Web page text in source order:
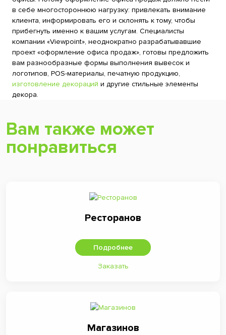
в себе многостороннюю нагрузку: привлекать внимание
клиента, информировать его и склонять к тому, чтобы
прибегнуть именно к вашим услугам. Специалисты
компании «Viewpoint», неоднократно разрабатывавшие
проект «оформление офиса продаж», готовы предложить
вам разнообразные формы выполнения вывесок и
логотипов, POS-материалы, печатную продукцию,
изготовление декораций и другие стильные элементы
декора.
Вам также может
понравиться
Ресторанов
Подробнее
Заказать
Магазинов